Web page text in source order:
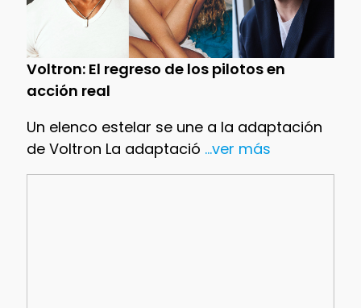
Voltron: El regreso de los pilotos en
acción real
Un elenco estelar se une a la adaptación
de Voltron La adaptació ...ver más